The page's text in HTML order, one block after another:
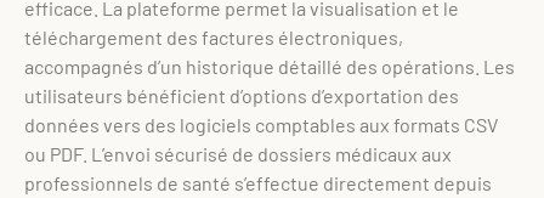
efficace. La plateforme permet la visualisation et le
téléchargement des factures électroniques,
accompagnés d’un historique détaillé des opérations. Les
utilisateurs bénéficient d’options d’exportation des
données vers des logiciels comptables aux formats CSV
ou PDF. L’envoi sécurisé de dossiers médicaux aux
professionnels de santé s’effectue directement depuis